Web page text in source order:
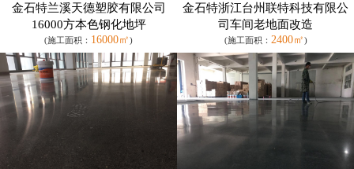
金石特兰溪天德塑胶有限公司
16000方本色钢化地坪
(施工面积： 16000㎡)
金石特浙江台州联特科技有限公
司车间老地面改造
(施工面积： 2400㎡)